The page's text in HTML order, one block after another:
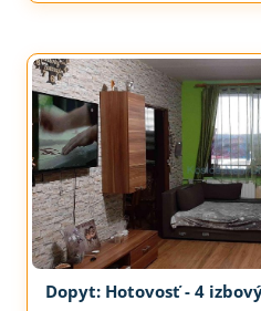
Dopyt: Hotovosť - 4